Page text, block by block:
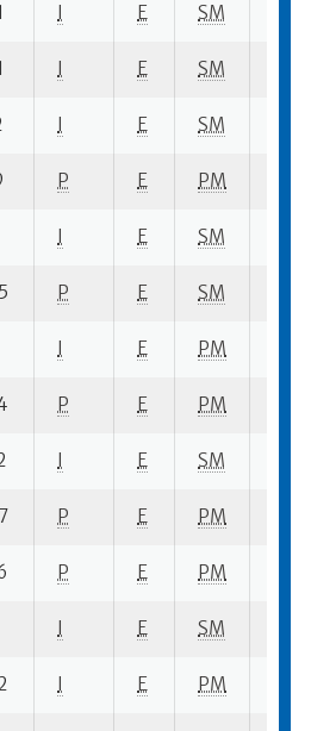
I E SM
I E SM
I E SM
P E PM
I E SM
P E SM
I E PM
P E PM
I E SM
P E PM
P E PM
I E SM
I E PM